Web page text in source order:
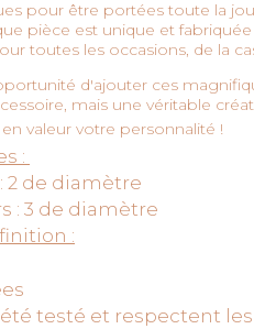
pour être portées toute la
pièce est unique et
toutes les occasions, de la
d'ajouter ces
mais une véritable
valeur votre personnalité !
:
2 de diamètre
: 3 de diamètre
:
testé et respectent